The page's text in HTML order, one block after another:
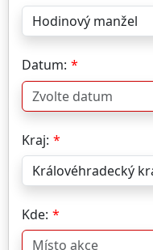
Datum:
Kraj:
Kde: